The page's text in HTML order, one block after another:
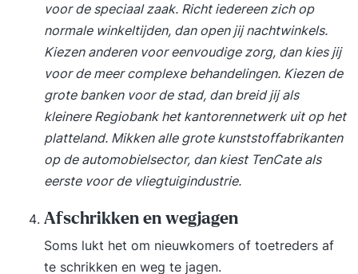
juist nu zo snel groeit AI als motor achter
innovatie en digitale transformatie Toepassingen
van AI binnen organisaties en overheden
Voorspellen, classificeren, clusteren en
automatiseren Generatieve AI en Large Language
Models zoals ChatGPT Hoe AI waarde creëert
voor organisaties Data, algoritmes en modellen
uitgelegd Wat is machine learning? Wat is deep
autonome systemen AI als onderdeel van data-
gedreven organisaties Voorbeelden van
succesvolle AI-toepassingen Praktische
voor de speciaal zaak. Richt iedereen zich op
normale winkeltijden, dan open jij nachtwinkels.
Kiezen anderen voor eenvoudige zorg, dan kies jij
voor de meer complexe behandelingen. Kiezen de
grote banken voor de stad, dan breid jij als
kleinere Regiobank het kantorennetwerk uit op het
platteland. Mikken alle grote kunststoffabrikanten
op de automobielsector, dan kiest TenCate als
eerste voor de vliegtuigindustrie.
Afschrikken en wegjagen
Soms lukt het om nieuwkomers of toetreders af
te schrikken en weg te jagen.